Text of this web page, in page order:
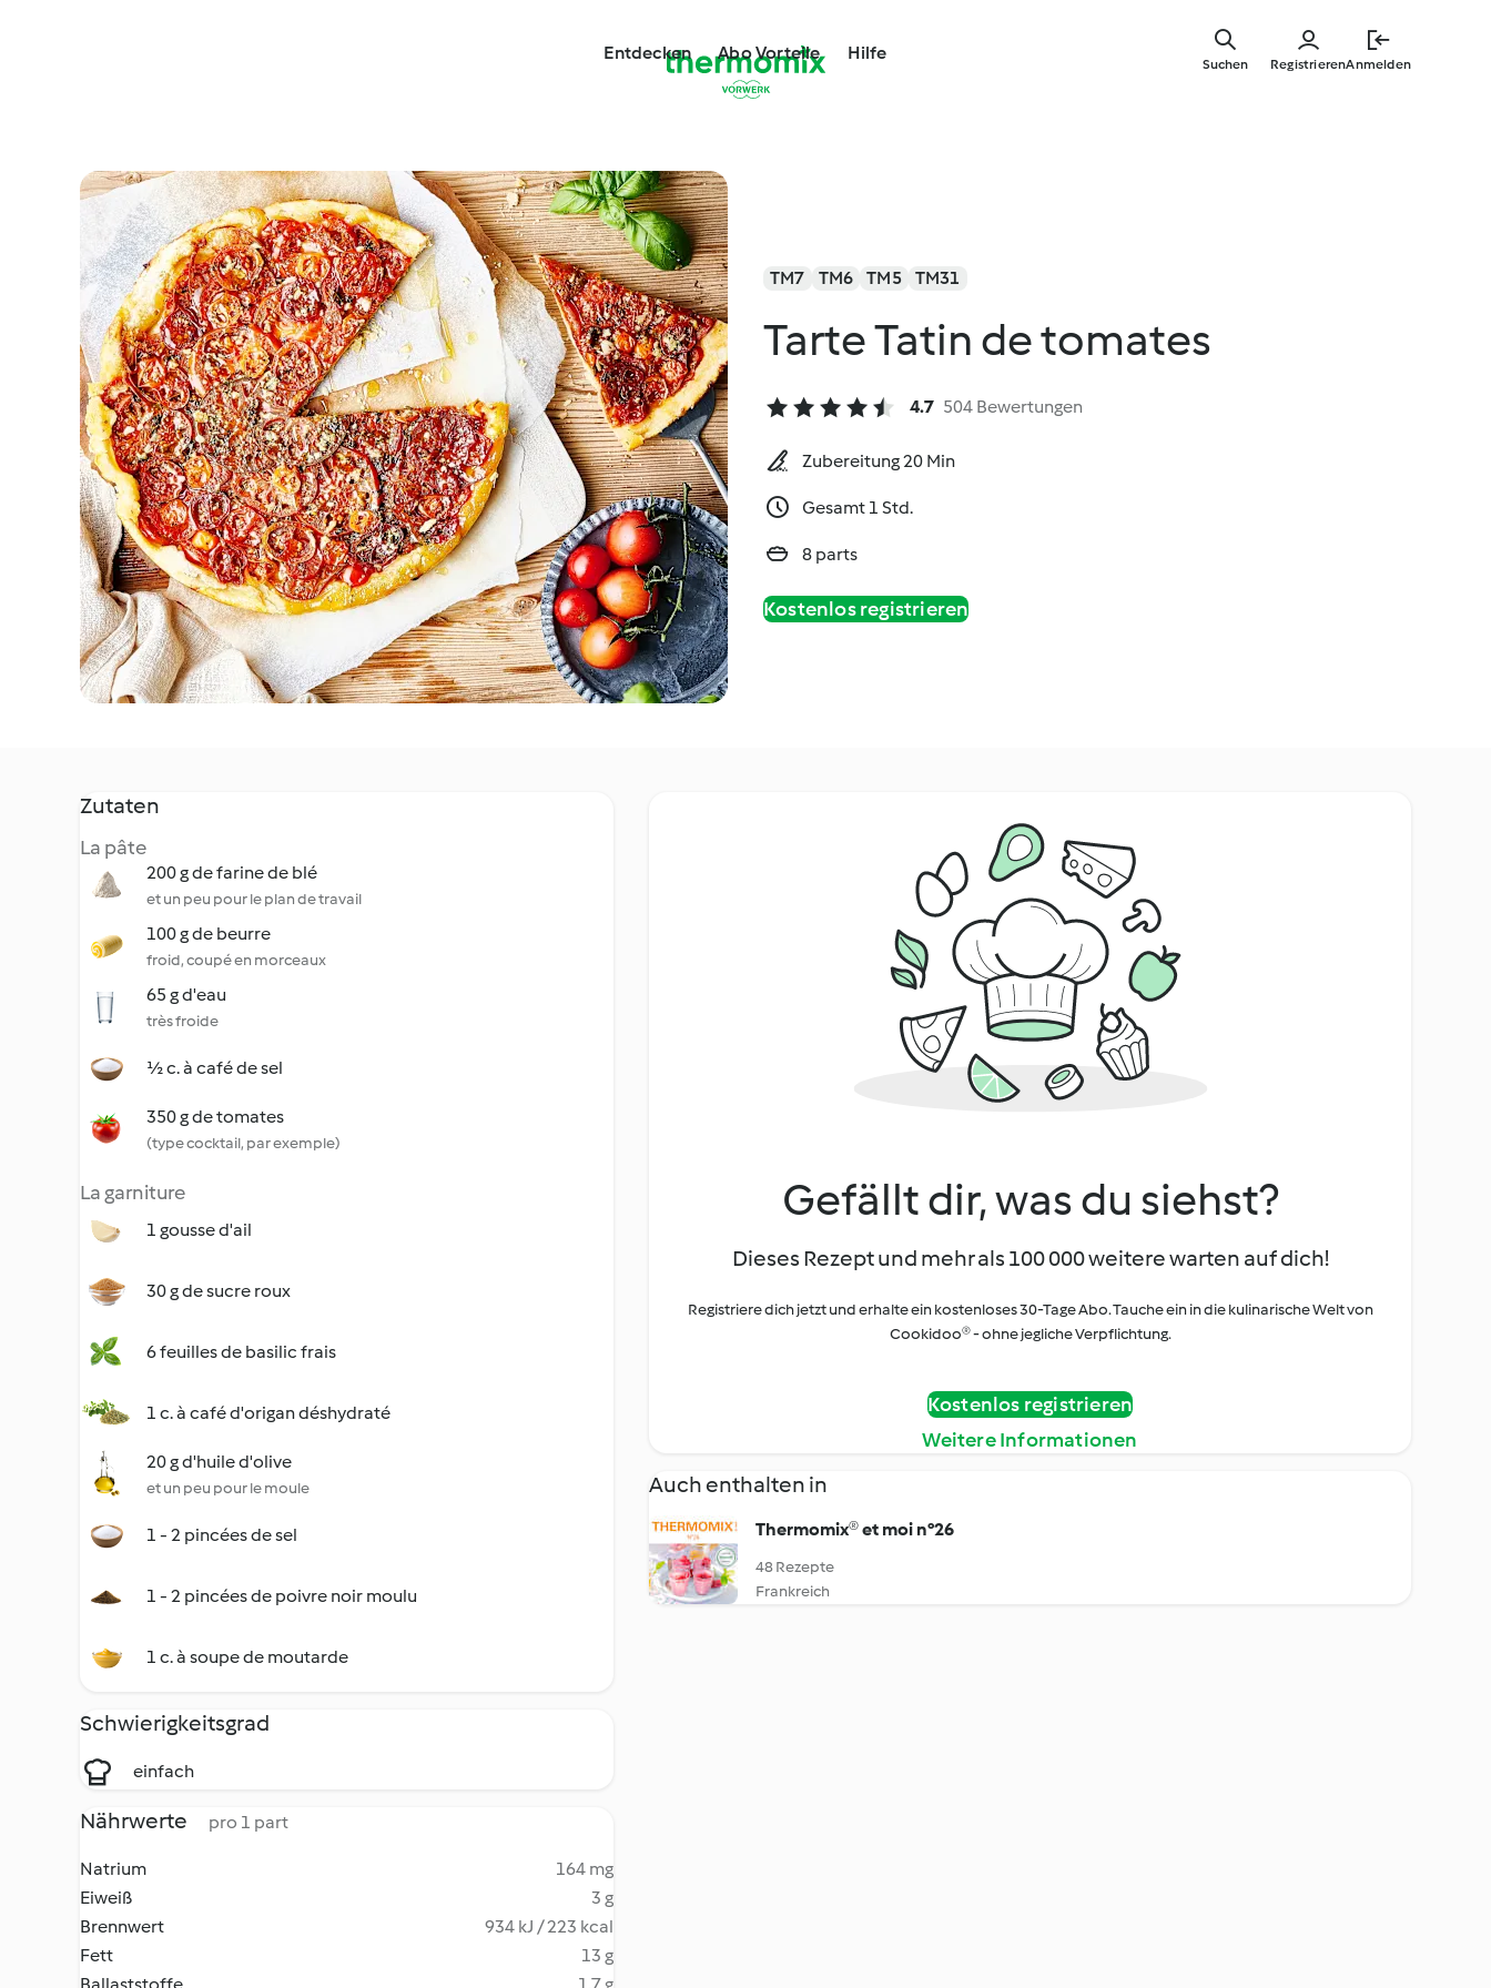
Entdecken Abo Vorteile Hilfe
RegistrierenAnmelden
Suchen
TM7 TM6 TM5 TM31
Tarte Tatin de tomates
4.7 504 Bewertungen
Zubereitung 20 Min
Gesamt 1 Std.
8 parts
Kostenlos registrieren
Zutaten
La pâte
200 g de farine de blé
et un peu pour le plan de travail
100 g de beurre
froid, coupé en morceaux
65 g d'eau
très froide
½ c. à café de sel
350 g de tomates
(type cocktail, par exemple)
La garniture
1 gousse d'ail
30 g de sucre roux
6 feuilles de basilic frais
1 c. à café d'origan déshydraté
20 g d'huile d'olive
et un peu pour le moule
1 - 2 pincées de sel
1 - 2 pincées de poivre noir moulu
1 c. à soupe de moutarde
Schwierigkeitsgrad
einfach
Nährwerte pro 1 part
Natrium
164 mg
Eiweiß
3 g
Brennwert
934 kJ / 223 kcal
Fett
13 g
Gefällt dir, was du siehst?
Dieses Rezept und mehr als 100 000 weitere warten auf dich!
Registriere dich jetzt und erhalte ein kostenloses 30-Tage Abo. Tauche ein in die kulinarische Welt von
Cookidoo® - ohne jegliche Verpflichtung.
Kostenlos registrieren
Weitere Informationen
Auch enthalten in
Thermomix® et moi n°26
48 Rezepte
Frankreich